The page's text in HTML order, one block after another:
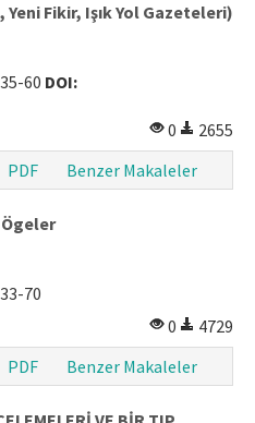
Yeni Fikir, Işık Yol Gazeteleri)
35-60 DOI:
0
2655
PDF Benzer Makaleler
Ögeler
33-70
0
4729
PDF Benzer Makaleler